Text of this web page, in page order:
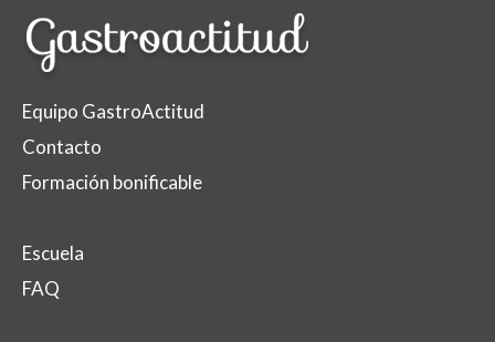
Equipo GastroActitud
Contacto
Formación bonificable
Escuela
FAQ